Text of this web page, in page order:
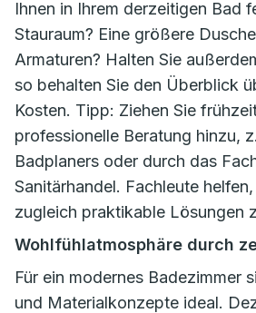
Ihnen in Ihrem derzeitigen Bad
Stauraum? Eine größere
Armaturen? Halten Sie
so behalten Sie den Überblick
Kosten. Tipp: Ziehen Sie
professionelle Beratung hinzu,
Badplaners oder durch das
Sanitärhandel. Fachleute
zugleich praktikable Lösungen
Wohlfühlatmosphäre durch
Für ein modernes Badezimmer
und Materialkonzepte ideal.